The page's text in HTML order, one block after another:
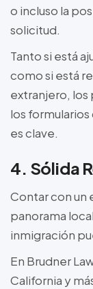
o incluso la
solicitud.
Tanto si está
como si está
extranjero, los
los
es clave.
4. Sólida
Contar con un
panorama
inmigración
En Brudner
California y